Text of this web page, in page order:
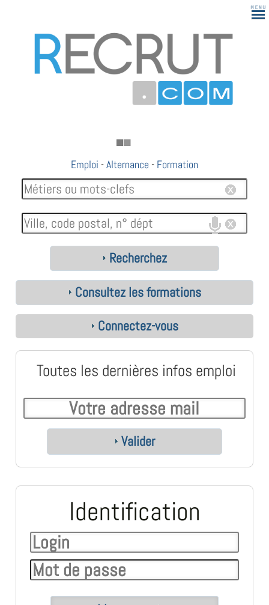
Emploi -Alternance - Formation
Recherchez
Consultez les formations
Connectez-vous
Toutes les dernières infos emploi
Valider
Identification